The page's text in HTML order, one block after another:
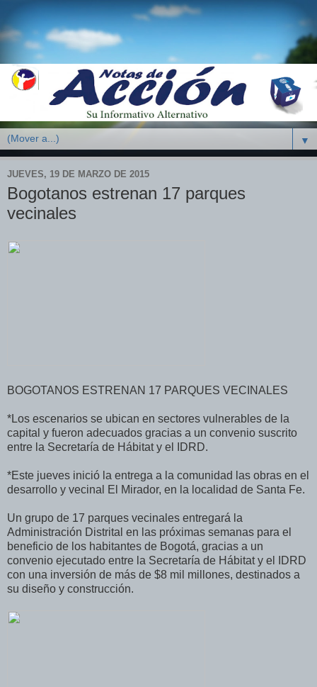
▼
JUEVES, 19 DE MARZO DE 2015
Bogotanos estrenan 17 parques
vecinales
BOGOTANOS ESTRENAN 17 PARQUES VECINALES
*Los escenarios se ubican en sectores vulnerables de la
capital y fueron adecuados gracias a un convenio suscrito
entre la Secretaría de Hábitat y el IDRD.
*Este jueves inició la entrega a la comunidad las obras en el
desarrollo y vecinal El Mirador, en la localidad de Santa Fe.
Un grupo de 17 parques vecinales entregará la
Administración Distrital en las próximas semanas para el
beneficio de los habitantes de Bogotá, gracias a un
convenio ejecutado entre la Secretaría de Hábitat y el IDRD
con una inversión de más de $8 mil millones, destinados a
su diseño y construcción.